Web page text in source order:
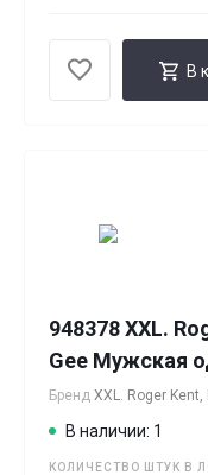
В
948378 XXL.
Gee Мужская
Бренд XXL. Roger
В наличии: 1
КОЛИЧЕСТВО ШТУК В